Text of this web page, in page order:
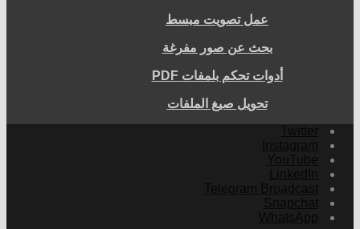
عمل تصويت مبسط
بحث عن صور مفرغة
أدوات تحكم بلمفات PDF
تحويل صيغ الملفات